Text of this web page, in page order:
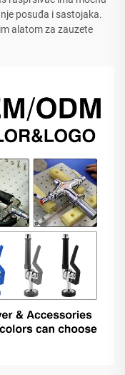
posuđa i sastojaka.
alatom za zauzete